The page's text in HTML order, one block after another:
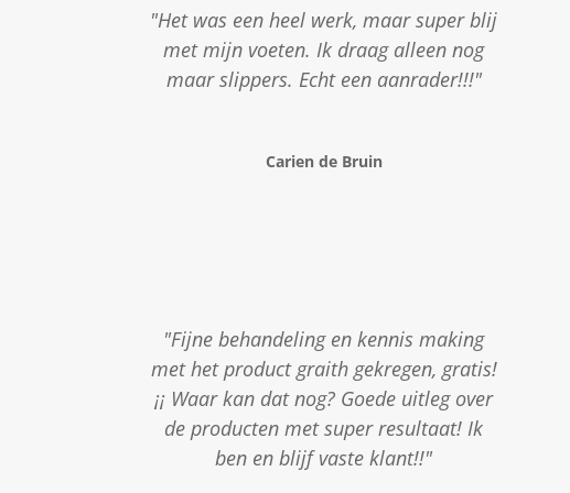
"Het was een heel werk, maar super blij
met mijn voeten. Ik draag alleen nog
maar slippers. Echt een aanrader!!!"
Carien de Bruin
"Fijne behandeling en kennis making
met het product graith gekregen, gratis!
¡¡ Waar kan dat nog? Goede uitleg over
de producten met super resultaat! Ik
ben en blijf vaste klant!!"